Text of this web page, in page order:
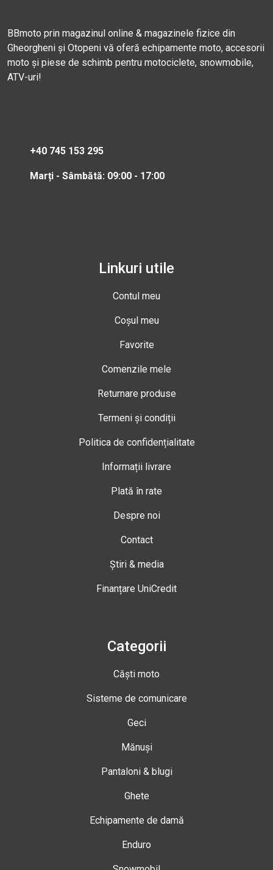
BBmoto prin magazinul online & magazinele fizice din
Gheorgheni și Otopeni vă oferă echipamente moto, accesorii
moto și piese de schimb pentru motociclete, snowmobile,
ATV-uri!
+40 745 153 295
Marți - Sâmbătă: 09:00 - 17:00
Linkuri utile
Contul meu
Coșul meu
Favorite
Comenzile mele
Returnare produse
Termeni și condiții
Politica de confidențialitate
Informații livrare
Plată în rate
Despre noi
Contact
Știri & media
Finanțare UniCredit
Categorii
Căști moto
Sisteme de comunicare
Geci
Mănuși
Pantaloni & blugi
Ghete
Echipamente de damă
Enduro